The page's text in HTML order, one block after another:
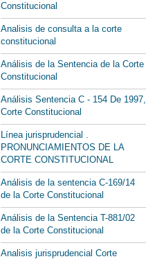
Constitucional
Analisis de consulta a la corte
constitucional
Análisis de la Sentencia de la Corte
Constitucional
Análisis Sentencia C - 154 De 1997,
Corte Constitucional
Línea jurisprudencial .
PRONUNCIAMIENTOS DE LA
CORTE CONSTITUCIONAL
Análisis de la sentencia C-169/14
de la Corte Constitucional
Análisis de la Sentencia T-881/02
de la Corte Constitucional
Analisis jurisprudencial Corte